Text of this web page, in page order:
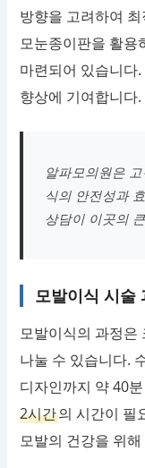
방향을 고려하여
모눈종이판을 활용
마련되어 있습니다
향상에 기여합니다.
알파모의원은
식의 안전성과
상담이 이곳의
모발이식 시술
모발이식의 과정은
나눌 수 있습니다.
디자인까지 약 40
2시간의 시간이 필
모발의 건강을 위